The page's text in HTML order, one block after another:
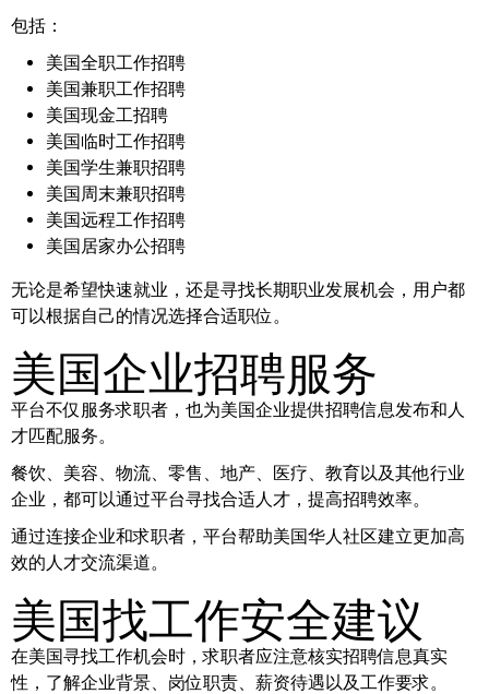
包括：
美国全职工作招聘
美国兼职工作招聘
美国现金工招聘
美国临时工作招聘
美国学生兼职招聘
美国周末兼职招聘
美国远程工作招聘
美国居家办公招聘
无论是希望快速就业，还是寻找长期职业发展机会，用户都
可以根据自己的情况选择合适职位。
美国企业招聘服务
平台不仅服务求职者，也为美国企业提供招聘信息发布和人
才匹配服务。
餐饮、美容、物流、零售、地产、医疗、教育以及其他行业
企业，都可以通过平台寻找合适人才，提高招聘效率。
通过连接企业和求职者，平台帮助美国华人社区建立更加高
效的人才交流渠道。
美国找工作安全建议
在美国寻找工作机会时，求职者应注意核实招聘信息真实
性，了解企业背景、岗位职责、薪资待遇以及工作要求。